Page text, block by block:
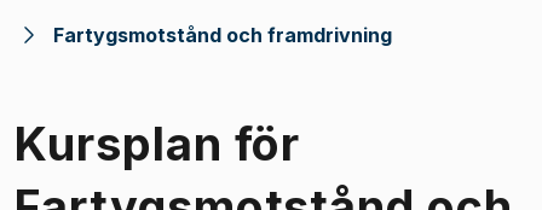
Fartygsmotstånd och framdrivning
Kursplan för